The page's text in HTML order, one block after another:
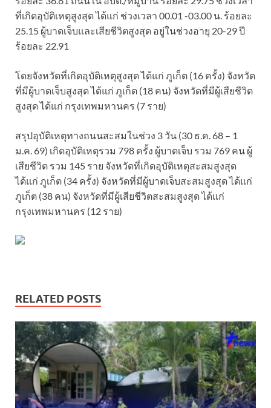
ที่เกิดอุบัติเหตุสูงสุด ได้แก่ ช่วงเวลา 00.01 -03.00 น. ร้อยละ
25.15 ผู้บาดเจ็บและเสียชีวิตสูงสุด อยู่ในช่วงอายุ 20-29 ปี
ร้อยละ 22.91
โดยจังหวัดที่เกิดอุบัติเหตุสูงสุด ได้แก่ ภูเก็ต (16 ครั้ง) จังหวัด
ที่มีผู้บาดเจ็บสูงสุด ได้แก่ ภูเก็ต (18 คน) จังหวัดที่มีผู้เสียชีวิต
สูงสุด ได้แก่ กรุงเทพมหานคร (7 ราย)
สรุปอุบัติเหตุทางถนนสะสมในช่วง 3 วัน (30 ธ.ค. 68 – 1
ม.ค. 69) เกิดอุบัติเหตุรวม 798 ครั้ง ผู้บาดเจ็บ รวม 769 คน ผู้
เสียชีวิต รวม 145 ราย จังหวัดที่เกิดอุบัติเหตุสะสมสูงสุด
ได้แก่ ภูเก็ต (34 ครั้ง) จังหวัดที่มีผู้บาดเจ็บสะสมสูงสุด ได้แก่
ภูเก็ต (38 คน) จังหวัดที่มีผู้เสียชีวิตสะสมสูงสุด ได้แก่
กรุงเทพมหานคร (12 ราย)
RELATED POSTS